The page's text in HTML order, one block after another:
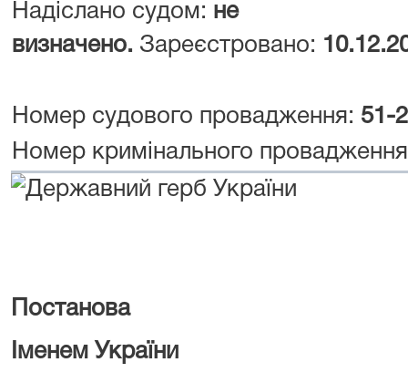
Надіслано судом: не
визначено. Зареєстровано:
Номер судового провадження: 51-
Номер кримінального
Постанова
Іменем України